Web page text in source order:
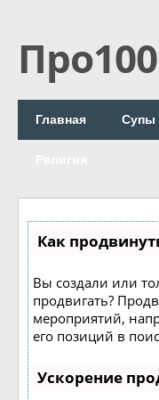
Главная Супы
Как
Вы создали или
продвигать?
мероприятий,
его позиций в
Ускорение